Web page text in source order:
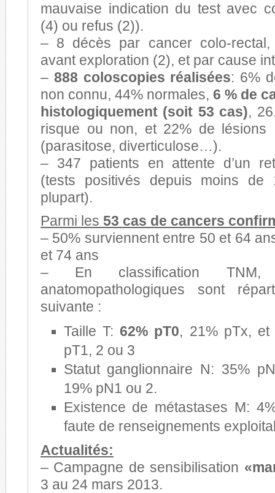
mauvaise indication du test avec
(4) ou refus (2)).
– 8 décès par cancer colo-rectal,
avant exploration (2), et par cause
– 888 coloscopies réalisées: 6%
non connu, 44% normales, 6 % de
histologiquement (soit 53 cas),
risque ou non, et 22% de
(parasitose, diverticulose…).
– 347 patients en attente d’un
(tests positivés depuis moins
plupart).
Parmi les 53 cas de cancers
– 50% surviennent entre 50 et 64
et 74 ans
– En classification TNM,
anatomopathologiques sont
suivante :
Taille T: 62% pT0, 21% pTx, et
pT1, 2 ou 3
Statut ganglionnaire N: 35%
19% pN1 ou 2.
Existence de métastases M:
faute de renseignements
Actualités:
– Campagne de sensibilisation
3 au 24 mars 2013.